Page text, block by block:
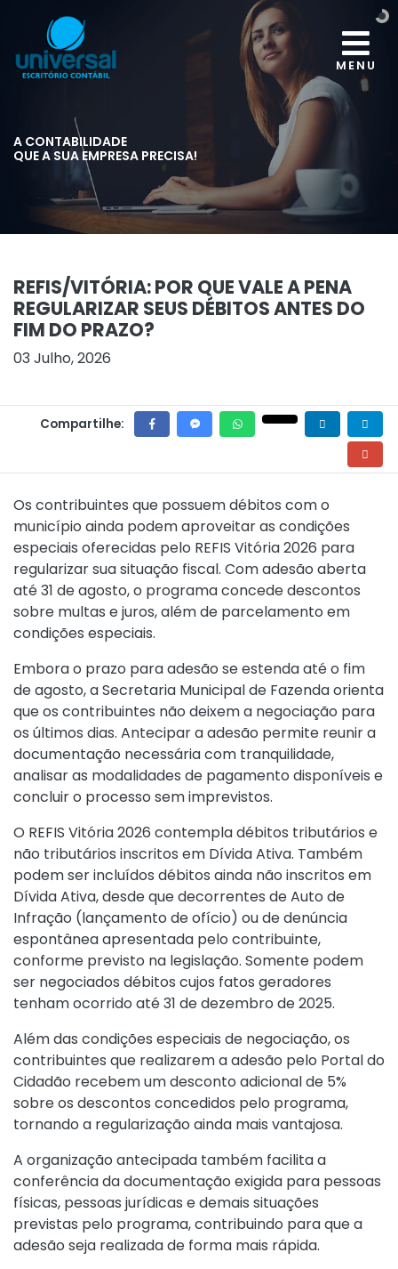
MENU
A CONTABILIDADE
QUE A SUA EMPRESA PRECISA!
REFIS/VITÓRIA: POR QUE VALE A PENA
REGULARIZAR SEUS DÉBITOS ANTES DO
FIM DO PRAZO?
03 Julho, 2026
Compartilhe:
Os contribuintes que possuem débitos com o
município ainda podem aproveitar as condições
especiais oferecidas pelo REFIS Vitória 2026 para
regularizar sua situação fiscal. Com adesão aberta
até 31 de agosto, o programa concede descontos
sobre multas e juros, além de parcelamento em
condições especiais.
Embora o prazo para adesão se estenda até o fim
de agosto, a Secretaria Municipal de Fazenda orienta
que os contribuintes não deixem a negociação para
os últimos dias. Antecipar a adesão permite reunir a
documentação necessária com tranquilidade,
analisar as modalidades de pagamento disponíveis e
concluir o processo sem imprevistos.
O REFIS Vitória 2026 contempla débitos tributários e
não tributários inscritos em Dívida Ativa. Também
podem ser incluídos débitos ainda não inscritos em
Dívida Ativa, desde que decorrentes de Auto de
Infração (lançamento de ofício) ou de denúncia
espontânea apresentada pelo contribuinte,
conforme previsto na legislação. Somente podem
ser negociados débitos cujos fatos geradores
tenham ocorrido até 31 de dezembro de 2025.
Além das condições especiais de negociação, os
contribuintes que realizarem a adesão pelo Portal do
Cidadão recebem um desconto adicional de 5%
sobre os descontos concedidos pelo programa,
tornando a regularização ainda mais vantajosa.
A organização antecipada também facilita a
conferência da documentação exigida para pessoas
físicas, pessoas jurídicas e demais situações
previstas pelo programa, contribuindo para que a
adesão seja realizada de forma mais rápida.